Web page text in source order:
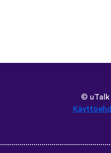
© uTalk